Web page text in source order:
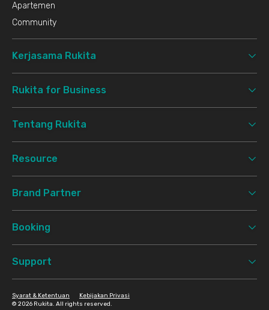
Apartemen
Community
Kerjasama Rukita
Rukita for Business
Tentang Rukita
Resource
Brand Partner
Booking
Support
© 2026 Rukita. All rights reserved.
Syarat & Ketentuan Kebijakan Privasi